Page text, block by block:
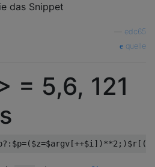
das Snippet
edc65
quelle
= 5,6, 121
?: $p=($z=$argv [++$i ])**2 ;)$r